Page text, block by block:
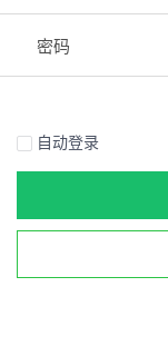
密码
自动登录